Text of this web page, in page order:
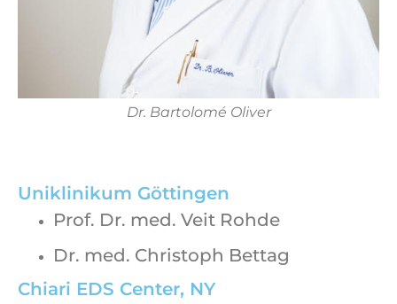
Dr. Bartolomé Oliver
Uniklinikum Göttingen
Prof. Dr. med. Veit Rohde
Dr. med. Christoph Bettag
Chiari EDS Center, NY